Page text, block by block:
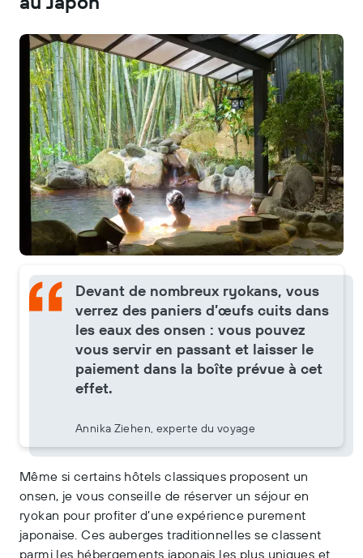
Devant de nombreux ryokans, vous
verrez des paniers d’œufs cuits dans
les eaux des onsen : vous pouvez
vous servir en passant et laisser le
paiement dans la boîte prévue à cet
effet.
Annika Ziehen, experte du voyage
Même si certains hôtels classiques proposent un
onsen, je vous conseille de réserver un séjour en
ryokan pour profiter d’une expérience purement
japonaise. Ces auberges traditionnelles se classent
parmi les hébergements japonais les plus uniques et